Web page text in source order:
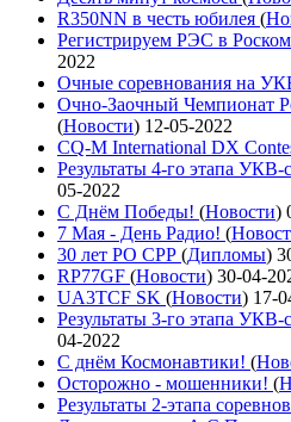
R350NN в честь юбилея (
Регистрируем РЭС в
2022
Очные соревнования на
Очно-Заочный Чемпионат
(Новости) 12-05-2022
CQ-M International DX
Результаты 4-го этапа УКВ-
05-2022
С Днём Победы! (Новости)
7 Мая - День Радио! (
30 лет РО СРР (Дипломы)
RP77GF (Новости) 30-04-
UA3TCF SK (Новости) 17-
Результаты 3-го этапа УКВ-
04-2022
С днём Космонавтики! (
Осторожно - мошенники! (
Результаты 2-этапа